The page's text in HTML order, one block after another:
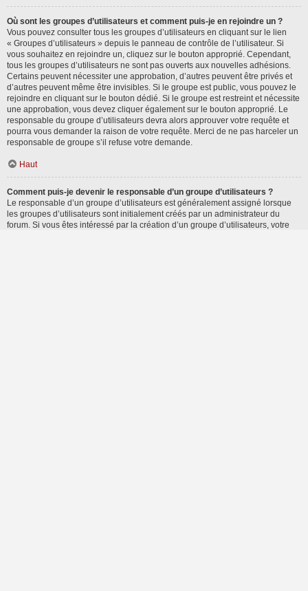
Où sont les groupes d’utilisateurs et comment puis-je en rejoindre un ?
Vous pouvez consulter tous les groupes d’utilisateurs en cliquant sur le lien
« Groupes d’utilisateurs » depuis le panneau de contrôle de l’utilisateur. Si
vous souhaitez en rejoindre un, cliquez sur le bouton approprié. Cependant,
tous les groupes d’utilisateurs ne sont pas ouverts aux nouvelles adhésions.
Certains peuvent nécessiter une approbation, d’autres peuvent être privés et
d’autres peuvent même être invisibles. Si le groupe est public, vous pouvez le
rejoindre en cliquant sur le bouton dédié. Si le groupe est restreint et nécessite
une approbation, vous devez cliquer également sur le bouton approprié. Le
responsable du groupe d’utilisateurs devra alors approuver votre requête et
pourra vous demander la raison de votre requête. Merci de ne pas harceler un
responsable de groupe s’il refuse votre demande.
Haut
Comment puis-je devenir le responsable d’un groupe d’utilisateurs ?
Le responsable d’un groupe d’utilisateurs est généralement assigné lorsque
les groupes d’utilisateurs sont initialement créés par un administrateur du
forum. Si vous êtes intéressé par la création d’un groupe d’utilisateurs, votre